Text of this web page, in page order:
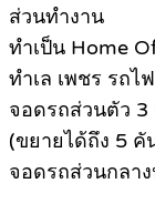
ส่วนทำงาน
ทำเป็น Home
ทำเล เพชร รถไ
จอดรถส่วนตัว 3
(ขยายได้ถึง 5 คั
จอดรถส่วนกลา